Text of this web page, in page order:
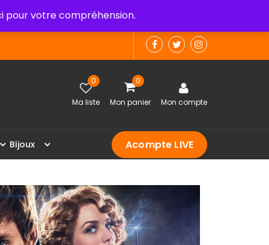
pour votre compréhension.
0
Ma liste
0
Mon panier Mon compte
Bijoux Acompte LIVE